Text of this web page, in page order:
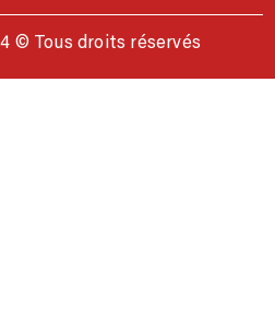
© Tous droits réservés